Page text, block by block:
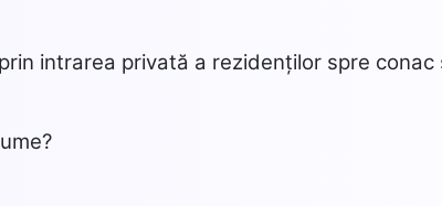
intrarea privată a rezidenților spre conac